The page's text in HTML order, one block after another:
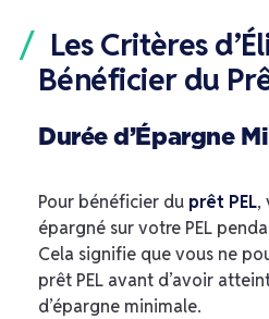
Les Critères
Bénéficier du
Durée d’Épargne
Pour bénéficier du prêt PEL,
épargné sur votre PEL
Cela signifie que vous ne
prêt PEL avant d’avoir
d’épargne minimale.